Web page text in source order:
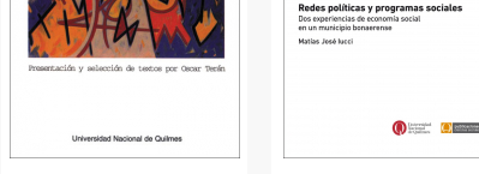
Serie Clásicos latinoamericanos
Medios&redes
Música y ciencia
Nuevos enfoques en ciencia y tecnología